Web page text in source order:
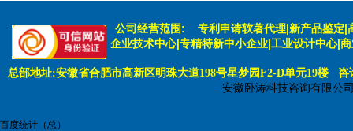
公司经营范围:
专利申请软著代理|新产品鉴定|
企业技术中心|专精特新中小企业|工业设计中心|
总部地址:安徽省合肥市高新区明珠大道198号星梦园F2-D单元19楼 咨
安徽卧涛科技咨询有限公
百度统计（总）